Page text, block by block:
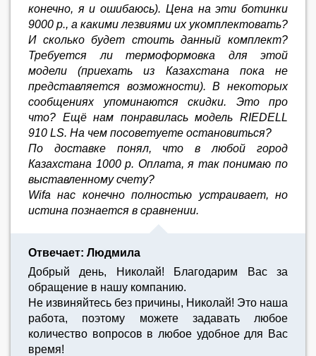
конечно, я и ошибаюсь). Цена на эти ботинки
9000 р., а какими лезвиями их укомплектовать?
И сколько будет стоить данный комплект?
Требуется ли термоформовка для этой
модели (приехать из Казахстана пока не
представляется возможности). В некоторых
сообщениях упоминаются скидки. Это про
что? Ещё нам понравилась модель RIEDELL
910 LS. На чем посоветуете остановиться?
По доставке понял, что в любой город
Казахстана 1000 р. Оплата, я так понимаю по
выставленному счету?
Wifa нас конечно полностью устраивает, но
истина познается в сравнении.
Отвечает: Людмила
Добрый день, Николай! Благодарим Вас за
обращение в нашу компанию.
Не извиняйтесь без причины, Николай! Это наша
работа, поэтому можете задавать любое
количество вопросов в любое удобное для Вас
время!